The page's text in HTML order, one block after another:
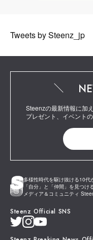
Tweets by Steenz_jp
多様性時代を駆け抜ける10代
「自分」と「仲間」を見つけ
メディア＆コミュニティ
Steenz Official SNS
Steenzの最新情報に加
プレゼント、イベント